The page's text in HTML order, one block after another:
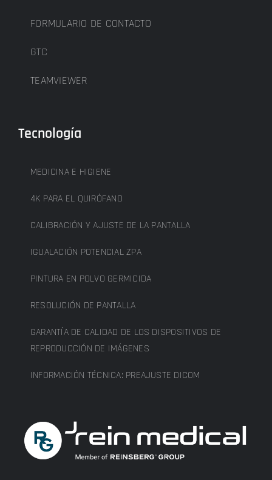
FORMULARIO DE CONTACTO
GTC
TEAMVIEWER
Tecnología
MEDICINA E HIGIENE
4K PARA EL QUIRÓFANO
CALIBRACIÓN Y AJUSTE DE LA PANTALLA
IGUALACIÓN POTENCIAL ZPA
PINTURA EN POLVO GERMICIDA
RESOLUCIÓN DE PANTALLA
GARANTÍA DE CALIDAD DE LOS DISPOSITIVOS DE
REPRODUCCIÓN DE IMÁGENES
INFORMACIÓN TÉCNICA: PREAJUSTE DICOM